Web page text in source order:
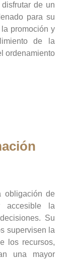
de un
para su
promoción y
de la
ordenamiento
obligación de
accesible la
Su
supervisen la
los recursos,
una mayor